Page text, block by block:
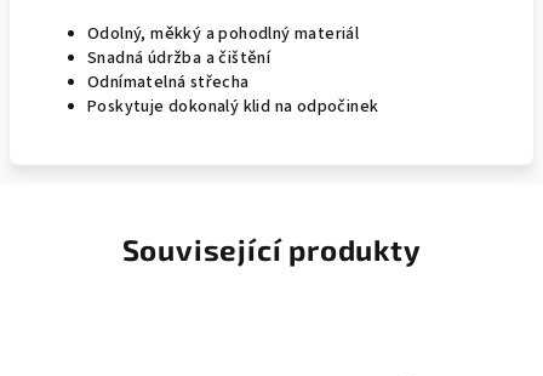
Odolný, měkký a pohodlný materiál
Snadná údržba a čištění
Odnímatelná střecha
Poskytuje dokonalý klid na odpočinek
Související produkty